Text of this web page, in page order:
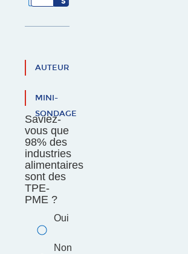
AUTEUR
MINI-
SONDAGE
Saviez-
vous que
98% des
industries
alimentaires
sont des
TPE-
PME ?
Oui
Non